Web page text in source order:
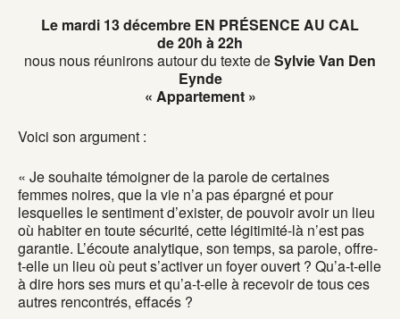
Le mardi 13 décembre EN PRÉSENCE AU CAL
de 20h à 22h
nous nous réunirons autour du texte deSylvie Van Den
Eynde
« Appartement »
Voici son argument :
« Je souhaite témoigner de la parole de certaines
femmes noires, que la vie n’a pas épargné et pour
lesquelles le sentiment d’exister, de pouvoir avoir un lieu
où habiter en toute sécurité, cette légitimité-là n’est pas
garantie. L’écoute analytique, son temps, sa parole, offre-
t-elle un lieu où peut s’activer un foyer ouvert ? Qu’a-t-elle
à dire hors ses murs et qu’a-t-elle à recevoir de tous ces
autres rencontrés, effacés ?